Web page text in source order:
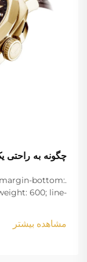
چگونه به
bottom:
600; line-
font-
w...
مشاهده بیشتر